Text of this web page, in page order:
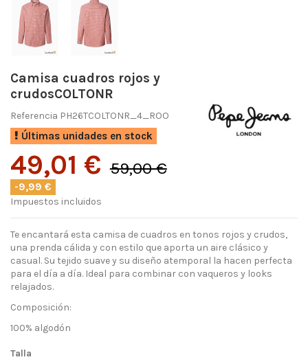
Camisa cuadros rojos y
crudosCOLTONR
Referencia PH26TCOLTONR_4_ROO
Últimas unidades en stock
49,01 € 59,00 €
-9,99 €
Impuestos incluidos
Te encantará esta camisa de cuadros en tonos rojos y crudos,
una prenda cálida y con estilo que aporta un aire clásico y
casual. Su tejido suave y su diseño atemporal la hacen perfecta
para el día a día. Ideal para combinar con vaqueros y looks
relajados.
Composición:
100% algodón
Talla